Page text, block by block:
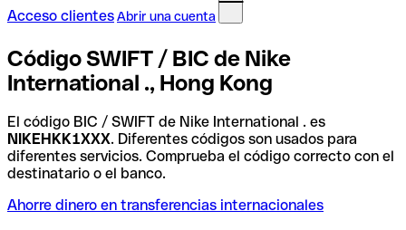
Acceso clientesAbrir una cuenta
Código SWIFT / BIC de Nike
International ., Hong Kong
El código BIC / SWIFT de Nike International . es
NIKEHKK1XXX. Diferentes códigos son usados para
diferentes servicios. Comprueba el código correcto con el
destinatario o el banco.
Ahorre dinero en transferencias internacionales